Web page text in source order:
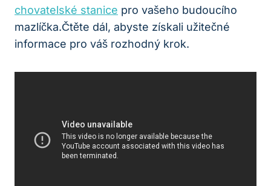
chovatelské stanice pro‌ vašeho budoucího
mazlíčka.Čtěte dál, abyste získali užitečné​
informace pro váš rozhodný krok.